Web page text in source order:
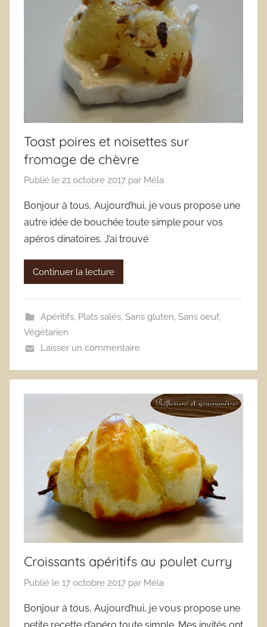
Toast poires et noisettes sur
fromage de chèvre
Publié le 21 octobre 2017 par Méla
Bonjour à tous, Aujourd’hui, je vous propose une
autre idée de bouchée toute simple pour vos
apéros dinatoires. J’ai trouvé
Continuer la lecture
Apéritifs, Plats salés, Sans gluten, Sans oeuf,
Végétarien
Laisser un commentaire
Croissants apéritifs au poulet curry
Publié le 17 octobre 2017 par Méla
Bonjour à tous, Aujourd’hui, je vous propose une
petite recette d’apéro toute simple. Mes invités ont